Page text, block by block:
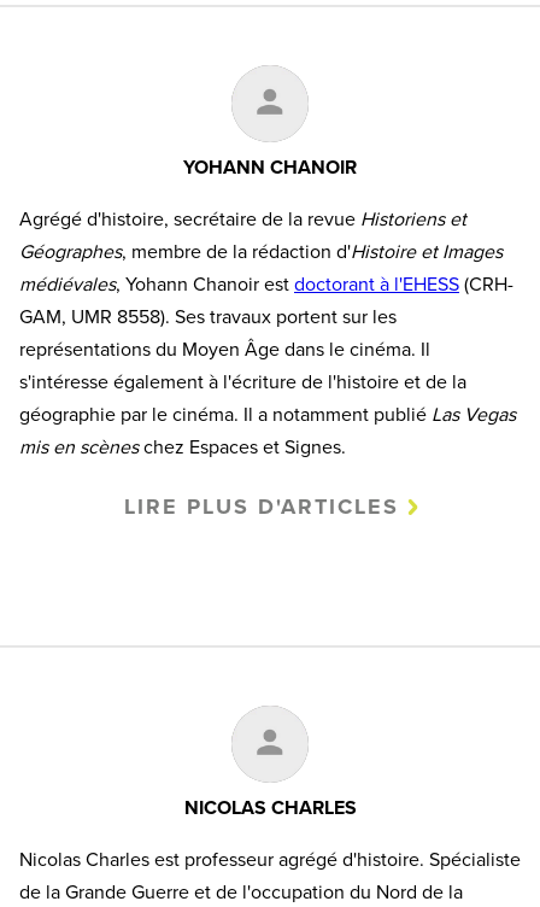
YOHANN CHANOIR
Agrégé d'histoire, secrétaire de la revue Historiens et
Géographes, membre de la rédaction d'Histoire et Images
médiévales, Yohann Chanoir est doctorant à l'EHESS (CRH-
GAM, UMR 8558). Ses travaux portent sur les
représentations du Moyen Âge dans le cinéma. Il
s'intéresse également à l'écriture de l'histoire et de la
géographie par le cinéma. Il a notamment publié Las Vegas
mis en scèneschez Espaces et Signes.
LIRE PLUS D'ARTICLES
NICOLAS CHARLES
Nicolas Charles est professeur agrégé d'histoire. Spécialiste
de la Grande Guerre et de l'occupation du Nord de la